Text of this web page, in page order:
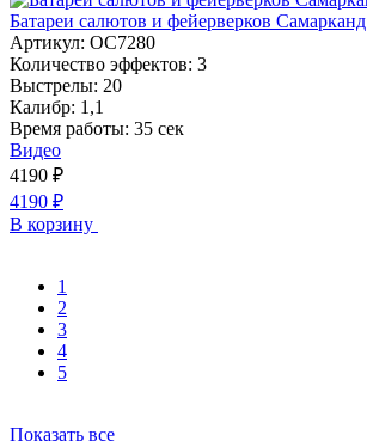
Батареи салютов и фейерверков Самарканд
Артикул: ОС7280
Количество эффектов: 3
Выстрелы: 20
Калибр: 1,1
Время работы: 35 сек
Видео
4190 ₽
4190 ₽
В корзину
1
2
3
4
5
Показать все